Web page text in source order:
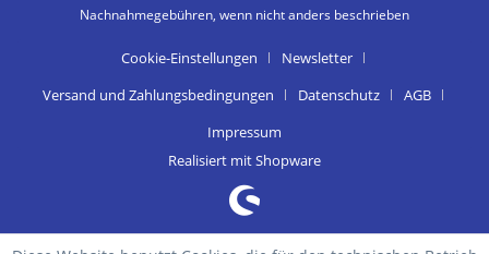
Nachnahmegebühren, wenn nicht anders beschrieben
Cookie-Einstellungen
Newsletter
Versand und Zahlungsbedingungen
Datenschutz
AGB
Impressum
Realisiert mit Shopware